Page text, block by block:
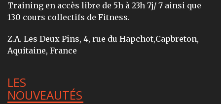
Training en accès libre de 5h à 23h 7j/ 7 ainsi que
130 cours collectifs de Fitness.
Z.A. Les Deux Pins, 4, rue du Hapchot,Capbreton,
Aquitaine, France
LES
NOUVEAUTÉS